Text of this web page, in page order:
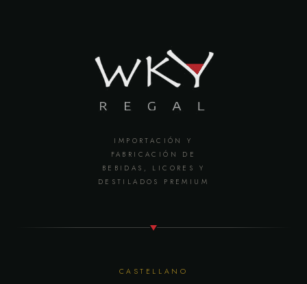
IMPORTACIÓN Y
FABRICACIÓN DE
BEBIDAS, LICORES Y
DESTILADOS PREMIUM
CASTELLANO